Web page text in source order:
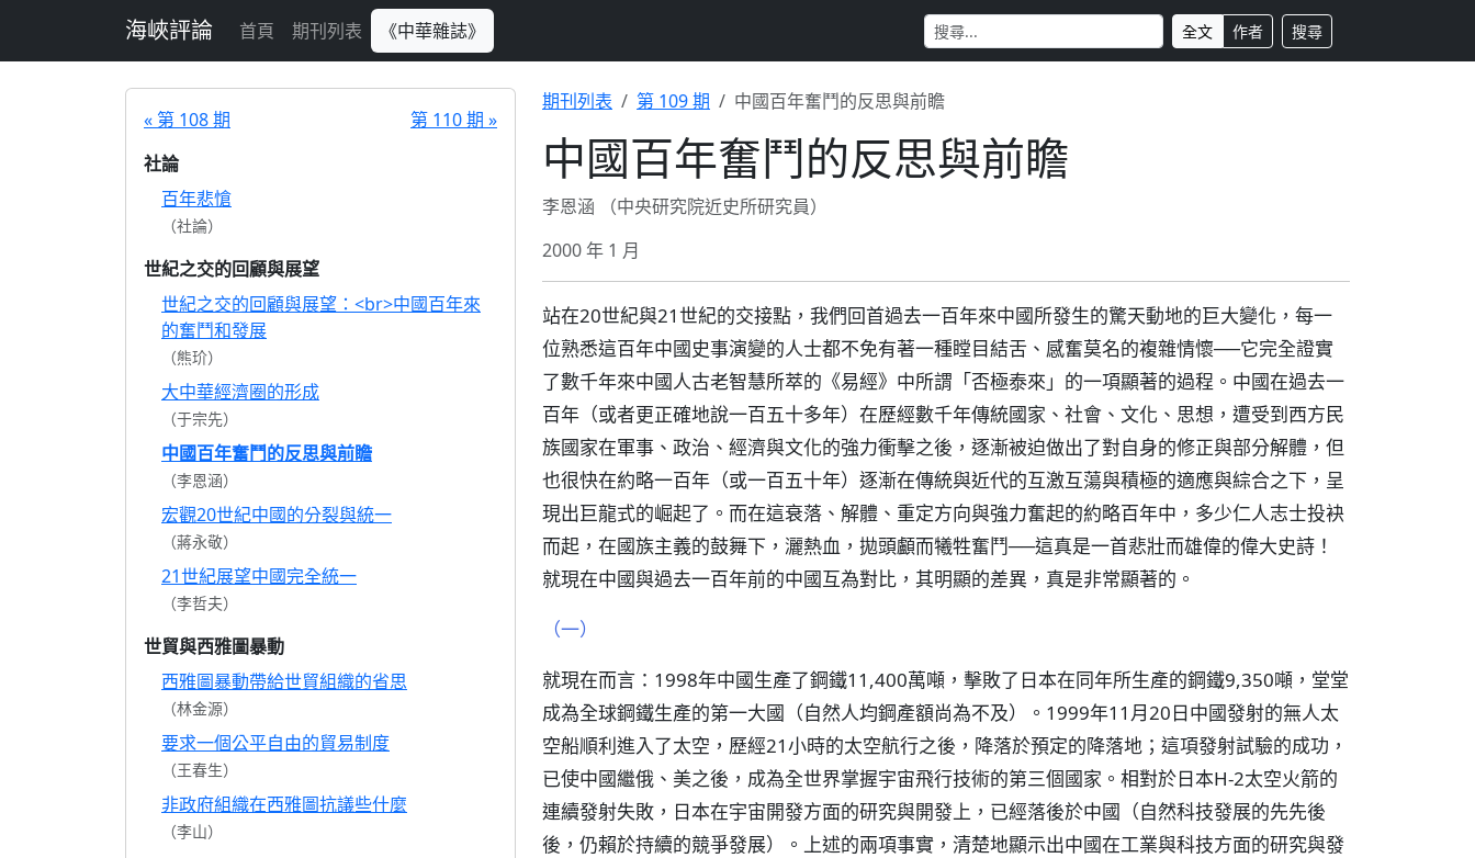
海峽評論 首頁 期刊列表 《中華雜誌》 全文 作者 搜尋
« 第 108 期
第 110 期 »
社論
百年悲愴
（社論）
世紀之交的回顧與展望
世紀之交的回顧與展望：<br>中國百年來
的奮鬥和發展
（熊玠）
大中華經濟圈的形成
（于宗先）
中國百年奮鬥的反思與前瞻
（李恩涵）
宏觀20世紀中國的分裂與統一
（蔣永敬）
21世紀展望中國完全統一
（李哲夫）
世貿與西雅圖暴動
西雅圖暴動帶給世貿組織的省思
（林金源）
要求一個公平自由的貿易制度
（王春生）
非政府組織在西雅圖抗議些什麼
（李山）
期刊列表 第 109 期 中國百年奮鬥的反思與前瞻
中國百年奮鬥的反思與前瞻
李恩涵 （中央研究院近史所研究員）
2000 年 1 月
站在20世紀與21世紀的交接點，我們回首過去一百年來中國所發生的驚天動地的巨大變化，每一
位熟悉這百年中國史事演變的人士都不免有著一種瞠目結舌、感奮莫名的複雜情懷──它完全證實
了數千年來中國人古老智慧所萃的《易經》中所謂「否極泰來」的一項顯著的過程。中國在過去一
百年（或者更正確地說一百五十多年）在歷經數千年傳統國家、社會、文化、思想，遭受到西方民
族國家在軍事、政治、經濟與文化的強力衝擊之後，逐漸被迫做出了對自身的修正與部分解體，但
也很快在約略一百年（或一百五十年）逐漸在傳統與近代的互激互蕩與積極的適應與綜合之下，呈
現出巨龍式的崛起了。而在這衰落、解體、重定方向與強力奮起的約略百年中，多少仁人志士投袂
而起，在國族主義的鼓舞下，灑熱血，拋頭顱而犧牲奮鬥──這真是一首悲壯而雄偉的偉大史詩！
就現在中國與過去一百年前的中國互為對比，其明顯的差異，真是非常顯著的。
（一）
就現在而言：1998年中國生產了鋼鐵11,400萬噸，擊敗了日本在同年所生產的鋼鐵9,350噸，堂堂
成為全球鋼鐵生產的第一大國（自然人均鋼產額尚為不及）。1999年11月20日中國發射的無人太
空船順利進入了太空，歷經21小時的太空航行之後，降落於預定的降落地；這項發射試驗的成功，
已使中國繼俄、美之後，成為全世界掌握宇宙飛行技術的第三個國家。相對於日本H-2太空火箭的
連續發射失敗，日本在宇宙開發方面的研究與開發上，已經落後於中國（自然科技發展的先先後
後，仍賴於持續的競爭發展）。上述的兩項事實，清楚地顯示出中國在工業與科技方面的研究與發